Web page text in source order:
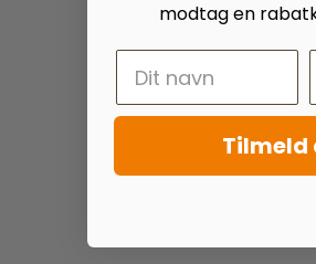
modtag en
Tilmeld